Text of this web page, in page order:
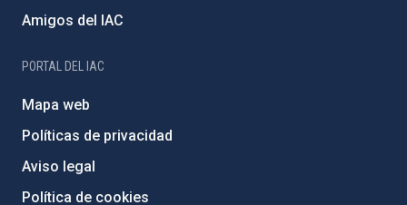
Amigos del IAC
PORTAL DEL IAC
Mapa web
Políticas de privacidad
Aviso legal
Política de cookies